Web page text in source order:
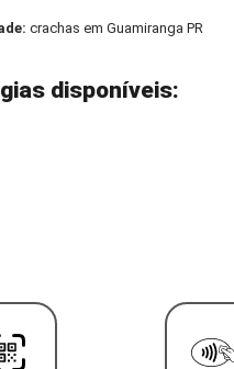
crachas em Guamiranga PR
disponíveis: